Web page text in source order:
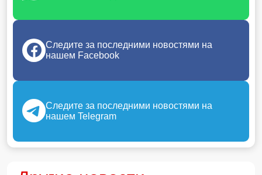
Следите за последними новостями на
нашем Facebook
Следите за последними новостями на
нашем Telegram